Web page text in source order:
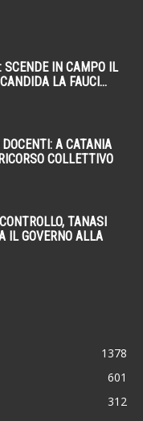
SCENDE IN CAMPO IL
LA FAUCI...
A CATANIA
COLLETTIVO
TANASI
IL GOVERNO ALLA
1378
601
312